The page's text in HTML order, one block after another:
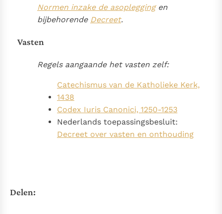
Normen inzake de asopleggingen
bijbehorende Decreet.
Vasten
Regels aangaande het vasten zelf:
Catechismus van de Katholieke Kerk,
1438
Codex Iuris Canonici, 1250-1253
Nederlands toepassingsbesluit:
Decreet over vasten en onthouding
Delen: